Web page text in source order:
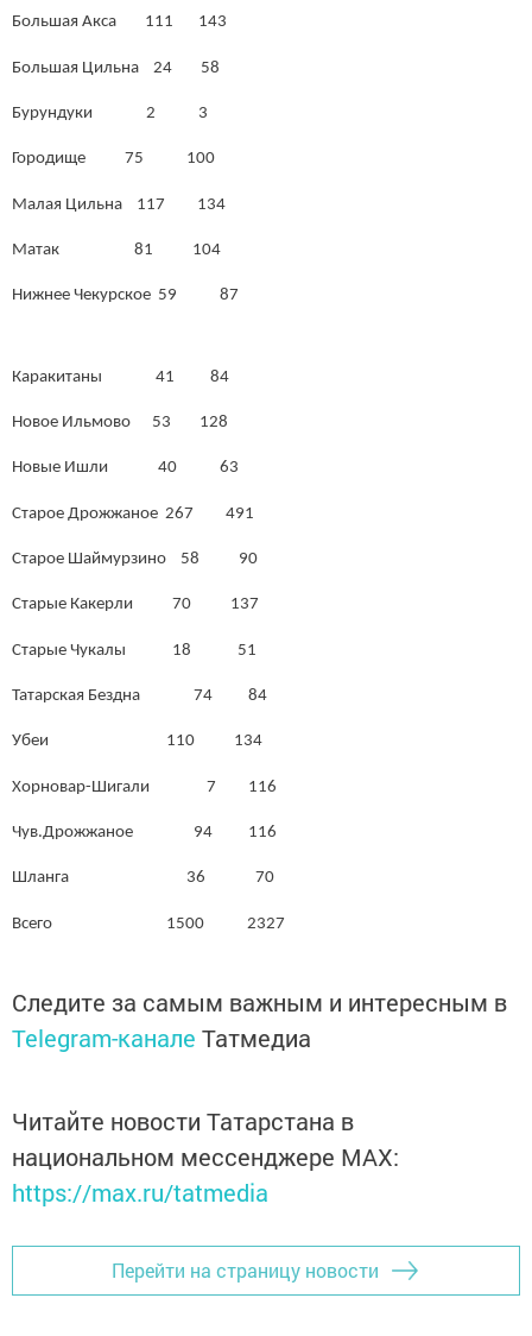
Большая Акса 111 143
Большая Цильна 24 58
Бурундуки 2 3
Городище 75 100
Малая Цильна 117 134
Матак 81 104
Нижнее Чекурское 59 87
Каракитаны 41 84
Новое Ильмово 53 128
Новые Ишли 40 63
Старое Дрожжаное 267 491
Старое Шаймурзино 58 90
Старые Какерли 70 137
Старые Чукалы 18 51
Татарская Бездна 74 84
Убеи 110 134
Хорновар-Шигали 7 116
Чув.Дрожжаное 94 116
Шланга 36 70
Всего 1500 2327
Следите за самым важным и интересным в
Telegram-канале Татмедиа
Читайте новости Татарстана в
национальном мессенджере MАХ:
https://max.ru/tatmedia
Перейти на страницу новости